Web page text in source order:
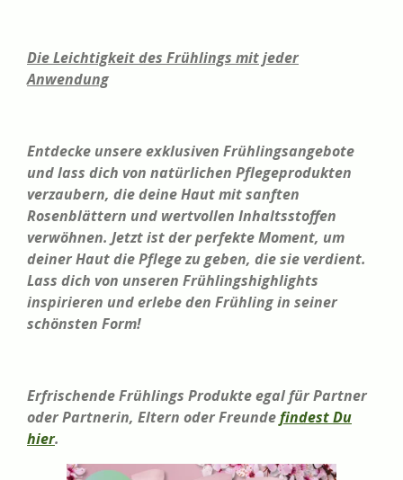
Die Leichtigkeit des Frühlings mit jeder
Anwendung
Entdecke unsere exklusiven Frühlingsangebote
und lass dich von natürlichen Pflegeprodukten
verzaubern, die deine Haut mit sanften
Rosenblättern und wertvollen Inhaltsstoffen
verwöhnen. Jetzt ist der perfekte Moment, um
deiner Haut die Pflege zu geben, die sie verdient.
Lass dich von unseren Frühlingshighlights
inspirieren und erlebe den Frühling in seiner
schönsten Form!
Erfrischende Frühlings Produkte egal für Partner
oder Partnerin, Eltern oder Freundefindest Du
hier.